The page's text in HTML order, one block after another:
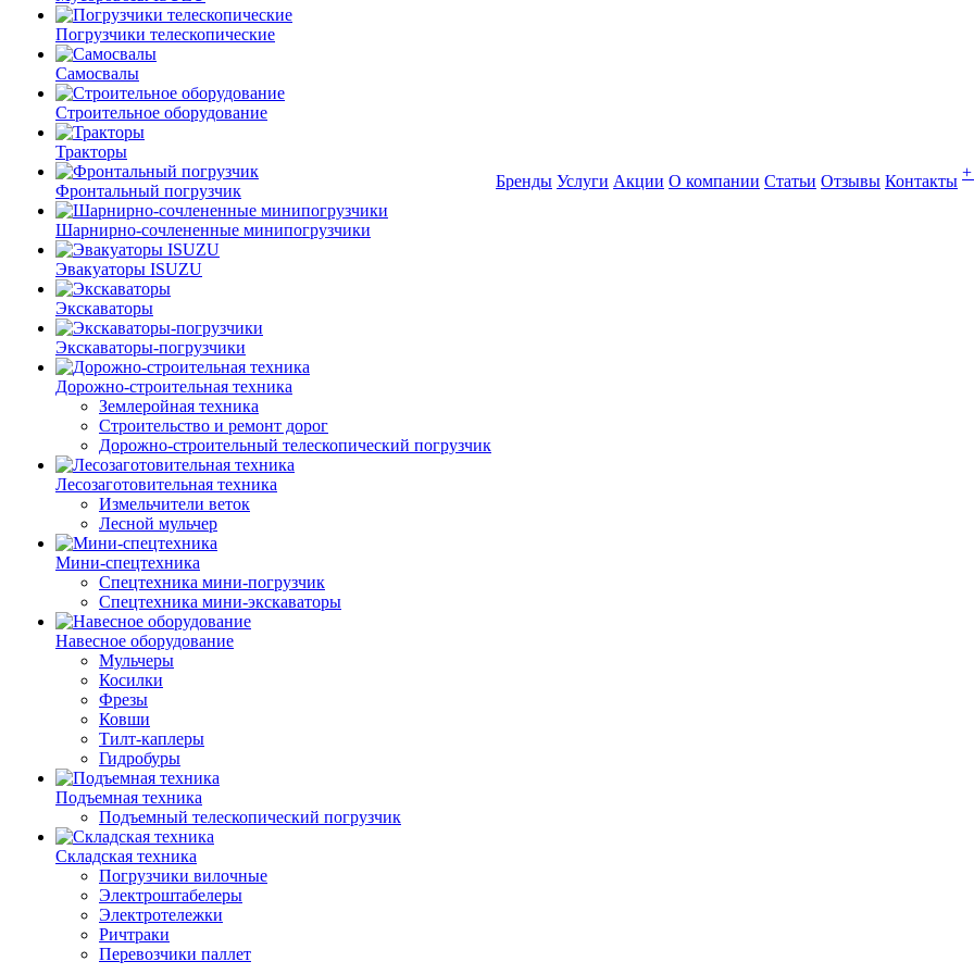
Погрузчики телескопические
Самосвалы
Строительное оборудование
Тракторы
Фронтальный погрузчик
Шарнирно-сочлененные минипогрузчики
Эвакуаторы ISUZU
Экскаваторы
Экскаваторы-погрузчики
Дорожно-строительная техника
Землеройная техника
Строительство и ремонт дорог
Дорожно-строительный телескопический погрузчик
Лесозаготовительная техника
Измельчители веток
Лесной мульчер
Мини-спецтехника
Спецтехника мини-погрузчик
Спецтехника мини-экскаваторы
Навесное оборудование
Мульчеры
Косилки
Фрезы
Ковши
Тилт-каплеры
Гидробуры
Подъемная техника
Подъемный телескопический погрузчик
Складская техника
Погрузчики вилочные
Электроштабелеры
Электротележки
Ричтраки
Перевозчики паллет
Бренды Услуги Акции О компании Статьи Отзывы Контакты